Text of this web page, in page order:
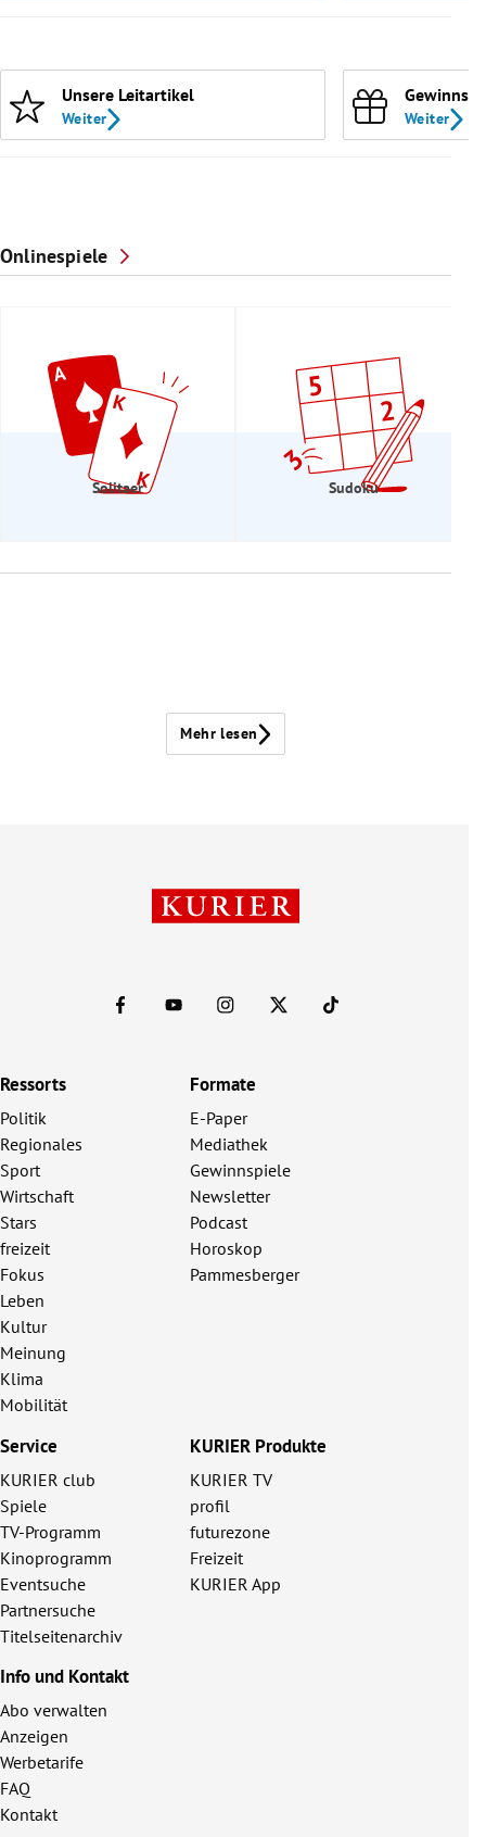
Unsere Leitartikel
Weiter Weiter
Onlinespiele
Solitaer Sudoku
Mehr lesen
Ressorts
Politik
Regionales
Sport
Wirtschaft
Stars
freizeit
Fokus
Leben
Kultur
Meinung
Klima
Mobilität
Formate
E-Paper
Mediathek
Gewinnspiele
Newsletter
Podcast
Horoskop
Pammesberger
Service
KURIER club
Spiele
TV-Programm
Kinoprogramm
Eventsuche
Partnersuche
Titelseitenarchiv
KURIER Produkte
KURIER TV
profil
futurezone
Freizeit
KURIER App
Info und Kontakt
Abo verwalten
Anzeigen
Werbetarife
FAQ
Kontakt